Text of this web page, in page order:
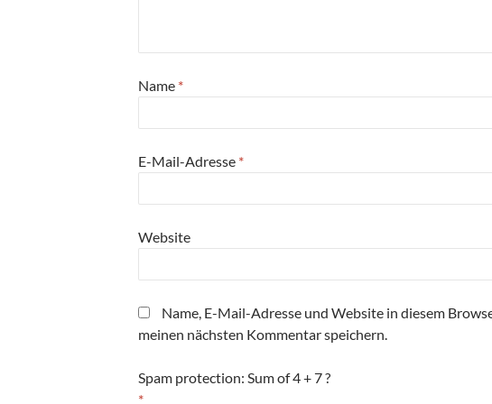
Name *
E-Mail-Adresse *
Website
Name, E-Mail-Adresse und Website in diesem
meinen nächsten Kommentar speichern.
Spam protection: Sum of 4 + 7 ?
*